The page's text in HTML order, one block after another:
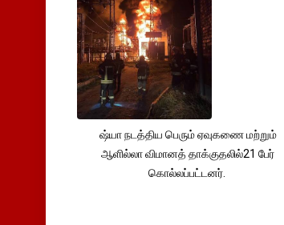
ஷ்யா நடத்திய பெரும் ஏவுகணை மற்றும்
ஆளில்லா விமானத் தாக்குதலில்21 பேர்
கொல்லப்பட்டனர்.